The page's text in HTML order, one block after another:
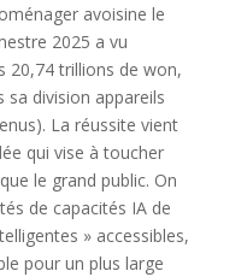
avoisine le
2025 a vu
20,74 trillions de won,
sa division appareils
La réussite vient
qui vise à toucher
le grand public. On
de capacités IA de
» accessibles,
pour un plus large